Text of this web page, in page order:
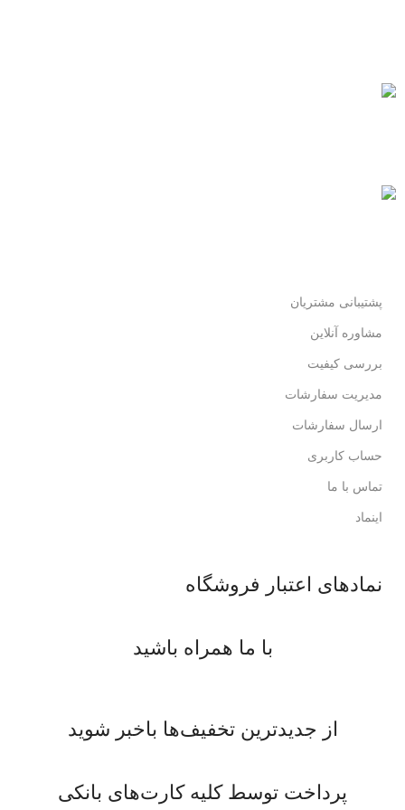
پشتیبانی مشتریان
مشاوره آنلاین
بررسی کیفیت
مدیریت سفارشات
ارسال سفارشات
حساب کاربری
تماس با ما
اینماد
نمادهای اعتبار فروشگاه
با ما همراه باشید
از جدیدترین تخفیف‌ها باخبر شوید
پرداخت توسط کلیه کارت‌های بانکی